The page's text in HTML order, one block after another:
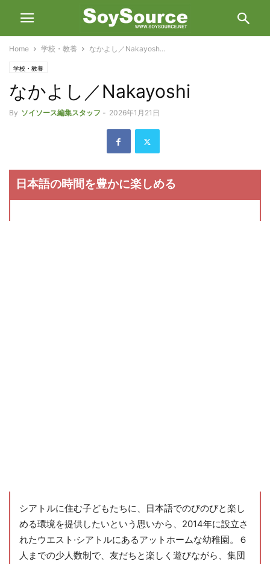
Home 学校・教養 なかよし／Nakayosh...
学校・教養
なかよし／Nakayoshi
By ソイソース編集スタッフ - 2026年1月21日
日本語の時間を豊かに楽しめる
シアトルに住む子どもたちに、日本語でのびのびと楽し
める環境を提供したいという思いから、2014年に設立さ
れたウエスト·シアトルにあるアットホームな幼稚園。６
人までの少人数制で、友だちと楽しく遊びながら、集団